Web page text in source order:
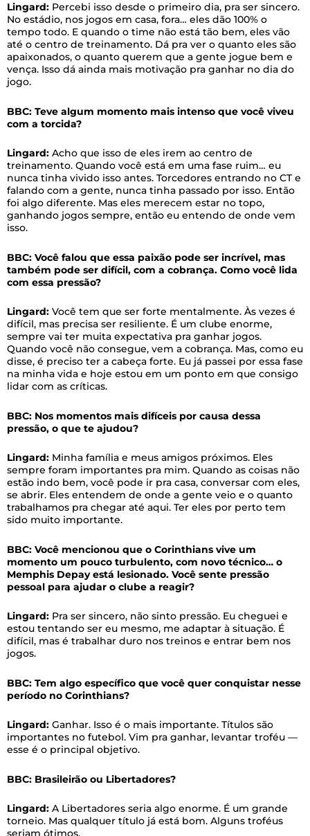
Lingard: Percebi isso desde o primeiro dia, pra ser sincero.
No estádio, nos jogos em casa, fora… eles dão 100% o
tempo todo. E quando o time não está tão bem, eles vão
até o centro de treinamento. Dá pra ver o quanto eles são
apaixonados, o quanto querem que a gente jogue bem e
vença. Isso dá ainda mais motivação pra ganhar no dia do
jogo.
BBC: Teve algum momento mais intenso que você viveu
com a torcida?
Lingard: Acho que isso de eles irem ao centro de
treinamento. Quando você está em uma fase ruim… eu
nunca tinha vivido isso antes. Torcedores entrando no CT e
falando com a gente, nunca tinha passado por isso. Então
foi algo diferente. Mas eles merecem estar no topo,
ganhando jogos sempre, então eu entendo de onde vem
isso.
BBC: Você falou que essa paixão pode ser incrível, mas
também pode ser difícil, com a cobrança. Como você lida
com essa pressão?
Lingard: Você tem que ser forte mentalmente. Às vezes é
difícil, mas precisa ser resiliente. É um clube enorme,
sempre vai ter muita expectativa pra ganhar jogos.
Quando você não consegue, vem a cobrança. Mas, como eu
disse, é preciso ter a cabeça forte. Eu já passei por essa fase
na minha vida e hoje estou em um ponto em que consigo
lidar com as críticas.
BBC: Nos momentos mais difíceis por causa dessa
pressão, o que te ajudou?
Lingard: Minha família e meus amigos próximos. Eles
sempre foram importantes pra mim. Quando as coisas não
estão indo bem, você pode ir pra casa, conversar com eles,
se abrir. Eles entendem de onde a gente veio e o quanto
trabalhamos pra chegar até aqui. Ter eles por perto tem
sido muito importante.
BBC: Você mencionou que o Corinthians vive um
momento um pouco turbulento, com novo técnico… o
Memphis Depay está lesionado. Você sente pressão
pessoal para ajudar o clube a reagir?
Lingard: Pra ser sincero, não sinto pressão. Eu cheguei e
estou tentando ser eu mesmo, me adaptar à situação. É
difícil, mas é trabalhar duro nos treinos e entrar bem nos
jogos.
BBC: Tem algo específico que você quer conquistar nesse
período no Corinthians?
Lingard: Ganhar. Isso é o mais importante. Títulos são
importantes no futebol. Vim pra ganhar, levantar troféu —
esse é o principal objetivo.
BBC: Brasileirão ou Libertadores?
Lingard: A Libertadores seria algo enorme. É um grande
torneio. Mas qualquer título já está bom. Alguns troféus
seriam ótimos.